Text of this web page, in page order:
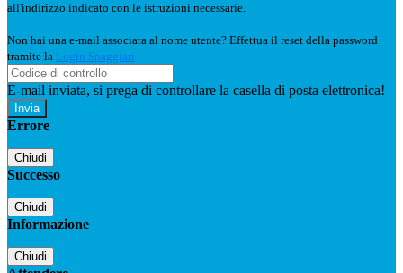
all'indirizzo indicato con le istruzioni necessarie.
Non hai una e-mail associata al nome utente? Effettua il reset della password
tramite la Login Spaggiari
E-mail inviata, si prega di controllare la casella di posta elettronica!
Errore
Chiudi
Successo
Chiudi
Informazione
Chiudi